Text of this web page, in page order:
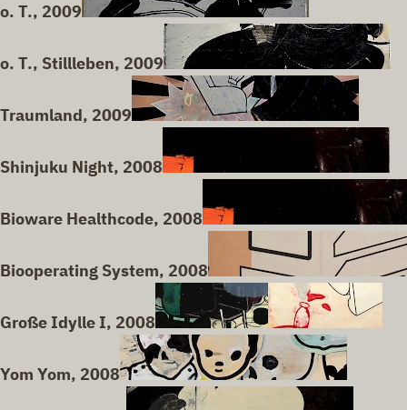
o. T., 2009
o. T., Stillleben, 2009
Traumland, 2009
Shinjuku Night, 2008
Bioware Healthcode, 2008
Biooperating System, 2008
Große Idylle I, 2008
Yom Yom, 2008